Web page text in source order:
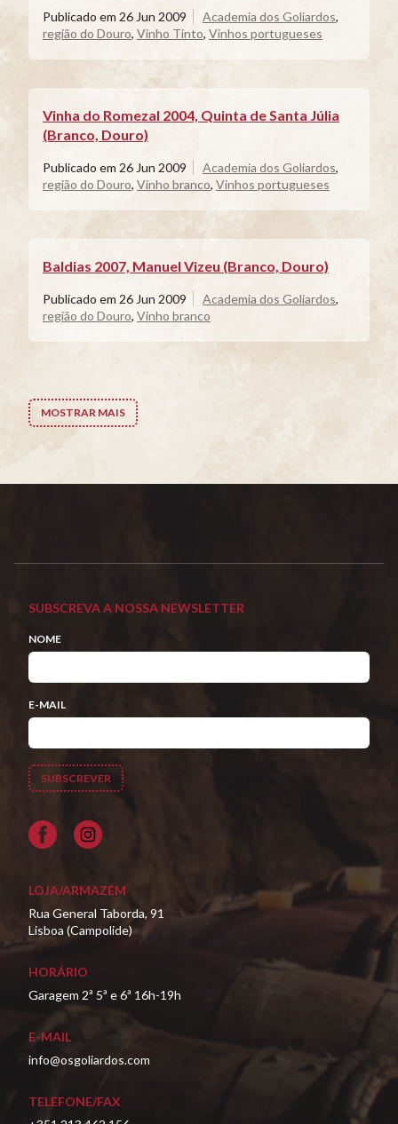
Publicado em 26 Jun 2009 Academia dos Goliardos,
região do Douro, Vinho Tinto, Vinhos portugueses
Vinha do Romezal 2004, Quinta de Santa Júlia
(Branco, Douro)
Publicado em 26 Jun 2009 Academia dos Goliardos,
região do Douro, Vinho branco, Vinhos portugueses
Baldias 2007, Manuel Vizeu (Branco, Douro)
Publicado em 26 Jun 2009 Academia dos Goliardos,
região do Douro, Vinho branco
MOSTRAR MAIS
SUBSCREVA A NOSSA NEWSLETTER
NOME
E-MAIL
Facebook
LOJA/ARMAZÉM
Rua General Taborda, 91
Lisboa (Campolide)
HORÁRIO
Garagem 2ª 5ª e 6ª 16h-19h
E-MAIL
info@osgoliardos.com
TELEFONE/FAX